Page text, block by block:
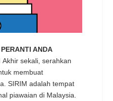
ANDA
Akhir sekali, serahkan
membuat
SIRIM adalah tempat
piawaian di Malaysia.